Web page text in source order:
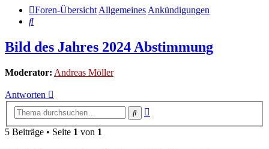
Foren-Übersicht Allgemeines Ankündigungen
Suche
Bild des Jahres 2024 Abstimmung
Moderator: Andreas Möller
Antworten
Suche
5 Beiträge • Seite 1 von 1